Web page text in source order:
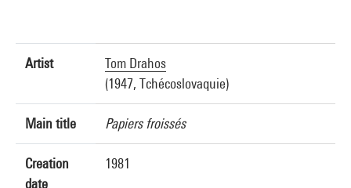
Artist
Tom Drahos
(1947, Tchécoslovaquie)
Main title Papiers froissés
Creation
date
1981